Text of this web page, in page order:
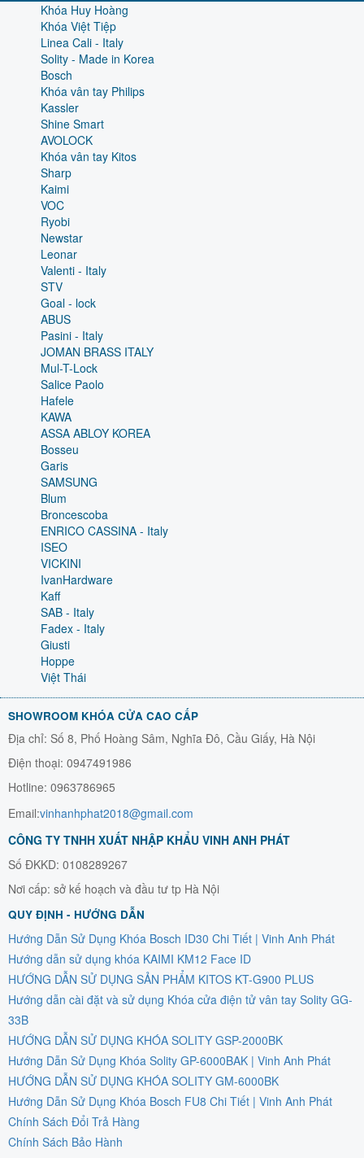
Khóa Huy Hoàng
Khóa Việt Tiệp
Linea Cali - Italy
Solity - Made in Korea
Bosch
Khóa vân tay Philips
Kassler
Shine Smart
AVOLOCK
Khóa vân tay Kitos
Sharp
Kaimi
VOC
Ryobi
Newstar
Leonar
Valenti - Italy
STV
Goal - lock
ABUS
Pasini - Italy
JOMAN BRASS ITALY
Mul-T-Lock
Salice Paolo
Hafele
KAWA
ASSA ABLOY KOREA
Bosseu
Garis
SAMSUNG
Blum
Broncescoba
ENRICO CASSINA - Italy
ISEO
VICKINI
IvanHardware
Kaff
SAB - Italy
Fadex - Italy
Giusti
Hoppe
Việt Thái
SHOWROOM KHÓA CỬA CAO CẤP
Địa chỉ: Số 8, Phố Hoàng Sâm, Nghĩa Đô, Cầu Giấy, Hà Nội
Điện thoại: 0947491986
Hotline: 0963786965
Email:vinhanhphat2018@gmail.com
CÔNG TY TNHH XUẤT NHẬP KHẨU VINH ANH PHÁT
Số ĐKKD: 0108289267
Nơi cấp: sở kế hoạch và đầu tư tp Hà Nội
QUY ĐỊNH - HƯỚNG DẪN
Hướng Dẫn Sử Dụng Khóa Bosch ID30 Chi Tiết | Vinh Anh Phát
Hướng dẫn sử dụng khóa KAIMI KM12 Face ID
HƯỚNG DẪN SỬ DỤNG SẢN PHẨM KITOS KT-G900 PLUS
Hướng dẫn cài đặt và sử dụng Khóa cửa điện tử vân tay Solity GG-
33B
HƯỚNG DẪN SỬ DỤNG KHÓA SOLITY GSP-2000BK
Hướng Dẫn Sử Dụng Khóa Solity GP-6000BAK | Vinh Anh Phát
HƯỚNG DẪN SỬ DỤNG KHÓA SOLITY GM-6000BK
Hướng Dẫn Sử Dụng Khóa Bosch FU8 Chi Tiết | Vinh Anh Phát
Chính Sách Đổi Trả Hàng
Chính Sách Bảo Hành